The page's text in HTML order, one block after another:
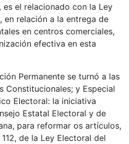
el relacionado con la Ley
en relación a la entrega de
en centros comerciales,
efectiva en esta
Permanente se turnó a las
Constitucionales; y Especial
Electoral: la iniciativa
Estatal Electoral y de
para reformar os artículos,
de la Ley Electoral del